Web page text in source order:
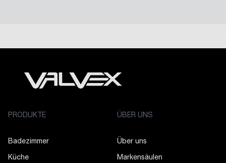
PRODUKTE
Badezimmer
Küche
ÜBER UNS
Über uns
Markensäulen